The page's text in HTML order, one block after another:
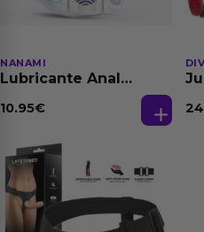
NANAMI
Lubricante Anal
Dilatación Base Agua
10.95€